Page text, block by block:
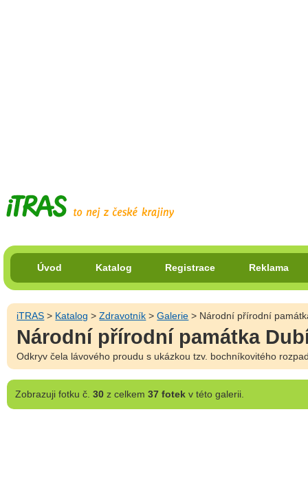
Úvod Katalog Registrace Reklama
iTRAS > Katalog >Zdravotník >Galerie > Národní přírodní
Národní přírodní památka
Odkryv čela lávového proudu s ukázkou tzv. bochníkovitého
Zobrazujifotku č. 30z celkem 37 fotekv této galerii.